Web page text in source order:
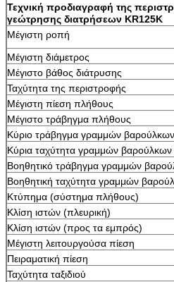
Τεχνική προδιαγραφή της
γεώτρησης διατρήσεων KR125K
Μέγιστη ροπή
Μέγιστη διάμετρος
Μέγιστο βάθος διάτρυσης
Ταχύτητα της περιστροφής
Μέγιστη πίεση πλήθους
Μέγιστο τράβηγμα πλήθους
Κύριο τράβηγμα γραμμών βαρούλκων
Κύρια ταχύτητα γραμμών βαρούλκων
Βοηθητικό τράβηγμα γραμμών
Βοηθητική ταχύτητα γραμμών
Κτύπημα (σύστημα πλήθους)
Κλίση ιστών (πλευρική)
Κλίση ιστών (προς τα εμπρός)
Μέγιστη λειτουργούσα πίεση
Πειραματική πίεση
Ταχύτητα ταξιδιού